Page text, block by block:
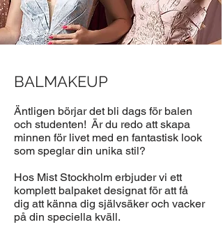
BALMAKEUP
Äntligen börjar det bli dags för balen
och studenten! Är du redo att skapa
minnen för livet med en fantastisk look
som speglar din unika stil?
Hos Mist Stockholm erbjuder vi ett
komplett balpaket designat för att få
dig att känna dig självsäker och vacker
på din speciella kväll.